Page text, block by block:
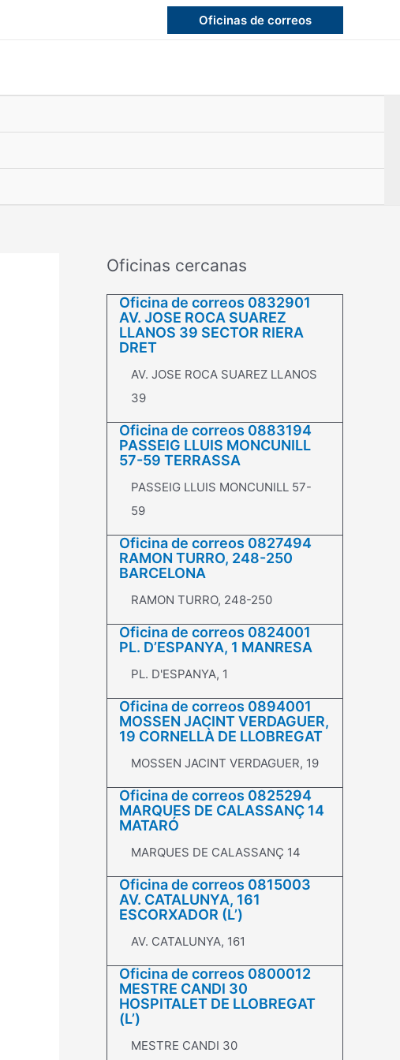
Oficinas de correos
Oficinas cercanas
Oficina de correos 0832901
AV. JOSE ROCA SUAREZ
LLANOS 39 SECTOR RIERA
DRET
AV. JOSE ROCA SUAREZ LLANOS
39
Oficina de correos 0883194
PASSEIG LLUIS MONCUNILL
57-59 TERRASSA
PASSEIG LLUIS MONCUNILL 57-
59
Oficina de correos 0827494
RAMON TURRO, 248-250
BARCELONA
RAMON TURRO, 248-250
Oficina de correos 0824001
PL. D’ESPANYA, 1 MANRESA
PL. D'ESPANYA, 1
Oficina de correos 0894001
MOSSEN JACINT VERDAGUER,
19 CORNELLÀ DE LLOBREGAT
MOSSEN JACINT VERDAGUER, 19
Oficina de correos 0825294
MARQUES DE CALASSANÇ 14
MATARÓ
MARQUES DE CALASSANÇ 14
Oficina de correos 0815003
AV. CATALUNYA, 161
ESCORXADOR (L’)
AV. CATALUNYA, 161
Oficina de correos 0800012
MESTRE CANDI 30
HOSPITALET DE LLOBREGAT
(L’)
MESTRE CANDI 30